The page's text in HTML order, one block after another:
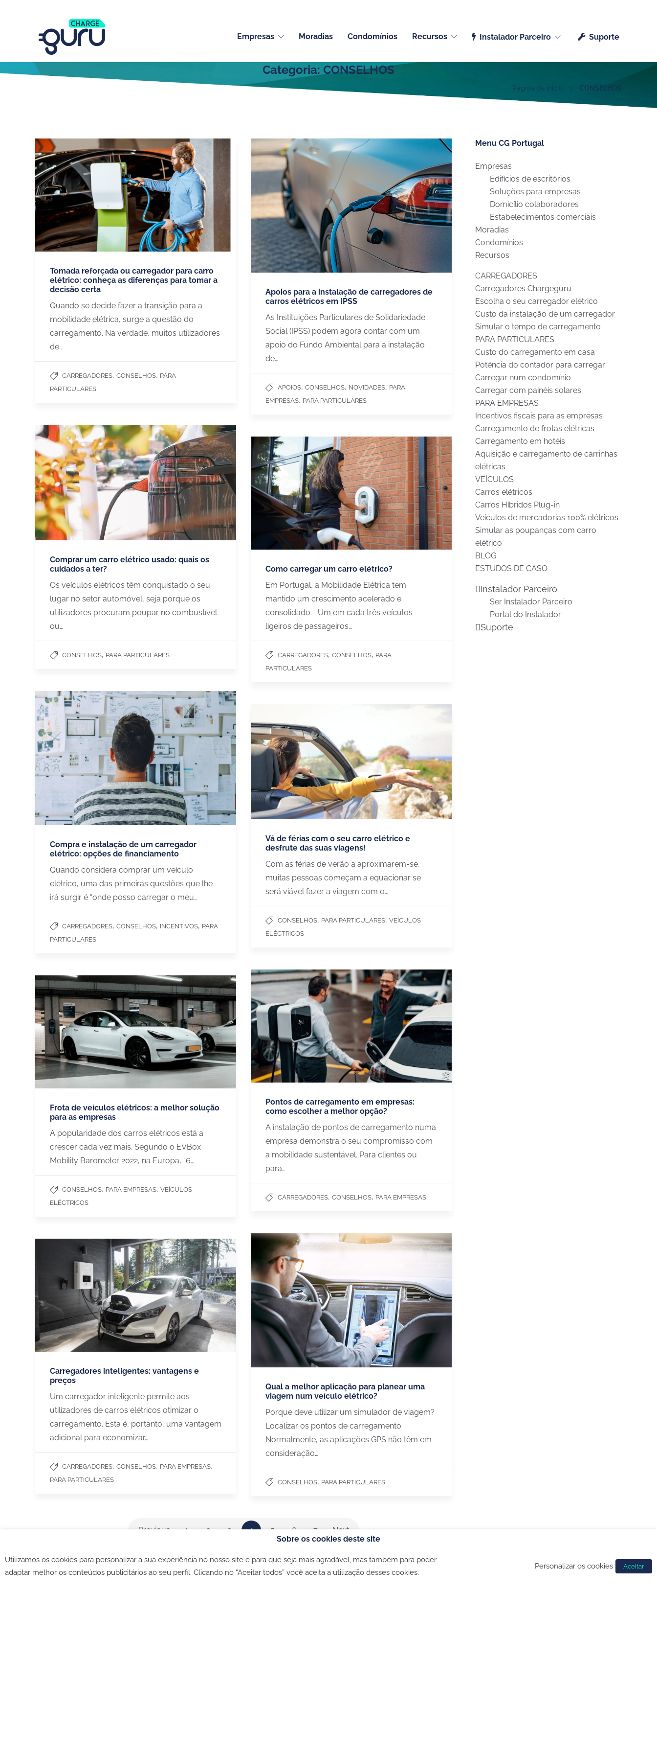
Empresas Moradias Condomínios Recursos Instalador Parceiro Suporte
Categoria: CONSELHOS
Página de inicio CONSELHOS
Tomada reforçada ou carregador para carro
elétrico: conheça as diferenças para tomar a
decisão certa
Quando se decide fazer a transição para a
mobilidade elétrica, surge a questão do
carregamento. Na verdade, muitos utilizadores
de…
CARREGADORES, CONSELHOS, PARA
PARTICULARES
Apoios para a instalação de carregadores de
carros elétricos em IPSS
As Instituições Particulares de Solidariedade
Social (IPSS) podem agora contar com um
apoio do Fundo Ambiental para a instalação
de…
APOIOS, CONSELHOS, NOVIDADES, PARA
EMPRESAS, PARA PARTICULARES
Comprar um carro elétrico usado: quais os
cuidados a ter?
Os veículos elétricos têm conquistado o seu
lugar no setor automóvel, seja porque os
utilizadores procuram poupar no combustível
ou…
CONSELHOS, PARA PARTICULARES
Como carregar um carro elétrico?
Em Portugal, a Mobilidade Elétrica tem
mantido um crescimento acelerado e
consolidado. Um em cada três veículos
ligeiros de passageiros…
CARREGADORES, CONSELHOS, PARA
PARTICULARES
Compra e instalação de um carregador
elétrico: opções de financiamento
Quando considera comprar um veículo
elétrico, uma das primeiras questões que lhe
irá surgir é “onde posso carregar o meu…
CARREGADORES, CONSELHOS, INCENTIVOS, PARA
PARTICULARES
Vá de férias com o seu carro elétrico e
desfrute das suas viagens!
Com as férias de verão a aproximarem-se,
muitas pessoas começam a equacionar se
será viável fazer a viagem com o…
CONSELHOS, PARA PARTICULARES, VEÍCULOS
ELÉCTRICOS
Pontos de carregamento em empresas:
como escolher a melhor opção?
A instalação de pontos de carregamento numa
empresa demonstra o seu compromisso com
a mobilidade sustentável. Para clientes ou
para…
CARREGADORES, CONSELHOS, PARA EMPRESAS
Frota de veículos elétricos: a melhor solução
para as empresas
​​A popularidade dos carros elétricos está a
crescer cada vez mais. Segundo o EVBox
Mobility Barometer 2022, na Europa, “6…
CONSELHOS, PARA EMPRESAS, VEÍCULOS
ELÉCTRICOS
Qual a melhor aplicação para planear uma
viagem num veículo elétrico?
Porque deve utilizar um simulador de viagem?
Localizar os pontos de carregamento
Normalmente, as aplicações GPS não têm em
consideração…
CONSELHOS, PARA PARTICULARES
Carregadores inteligentes: vantagens e
preços
Um carregador inteligente permite aos
utilizadores de carros elétricos otimizar o
carregamento. Esta é, portanto, uma vantagem
adicional para economizar…
CARREGADORES, CONSELHOS, PARA EMPRESAS,
PARA PARTICULARES
Previous 1 2 3 4 5 6 7 Next
Menu CG Portugal
Empresas
Edifícios de escritórios
Soluções para empresas
Domicílio colaboradores
Estabelecimentos comerciais
Moradias
Condomínios
Recursos
CARREGADORES
Carregadores Chargeguru
Escolha o seu carregador elétrico
Custo da instalação de um carregador
Simular o tempo de carregamento
PARA PARTICULARES
Custo do carregamento em casa
Potência do contador para carregar
Carregar num condomínio
Carregar com painéis solares
PARA EMPRESAS
Incentivos fiscais para as empresas
Carregamento de frotas elétricas
Carregamento em hotéis
Aquisição e carregamento de carrinhas
elétricas
VEÍCULOS
Carros elétricos
Carros Híbridos Plug-in
Veículos de mercadorias 100% elétricos
Simular as poupanças com carro
elétrico
BLOG
ESTUDOS DE CASO
Instalador Parceiro
Ser Instalador Parceiro
Portal do Instalador
Suporte
CHARGEGURU – PORTUGAL
Contate-nos
Sobre nós
Trabalhe connosco
SERVIÇOS
Hoteis, restaurantes e comercios
BLOG
Escolher o seu carregador
Todos os artigos
Parceiros de:
- Política de privacidade Livro de Reclamações
Sobre os cookies deste site
Utilizamos os cookies para personalizar a sua experiência no nosso site e para que seja mais agradável, mas também para poder
adaptar melhor os conteúdos publicitários ao seu perfil. Clicando no “Aceitar todos” você aceita a utilização desses cookies.
Personalizar os cookies Aceitar